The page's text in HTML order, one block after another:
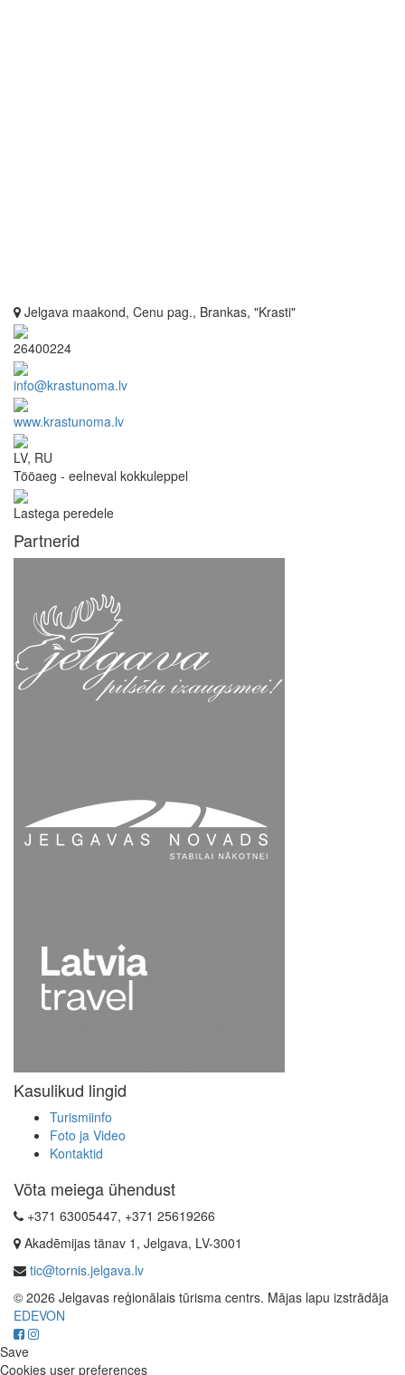
Jelgava maakond, Cenu pag., Brankas, "Krasti"
26400224
info@krastunoma.lv
www.krastunoma.lv
LV, RU
Tööaeg - eelneval kokkuleppel
Lastega peredele
Partnerid
Kasulikud lingid
Turismiinfo
Foto ja Video
Kontaktid
Võta meiega ühendust
+371 63005447, +371 25619266
Akadēmijas tänav 1, Jelgava, LV-3001
tic@tornis.jelgava.lv
© 2026 Jelgavas reģionālais tūrisma centrs. Mājas lapu izstrādāja
EDEVON
Save
Cookies user preferences